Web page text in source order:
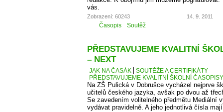
vás.
Zobrazení: 60243 14. 9. 2011
Časopis Soutěž
PŘEDSTAVUJEME KVALITNÍ
– NEXT
JAK NA ČASÁK
SOUTĚŽE A CERTIFIKÁTY
PŘEDSTAVUJEME KVALITNÍ ŠKOLNÍ
Na ZŠ Pulická v Dobrušce vycházel nejprve
učitelů českého jazyka, avšak po dvou až
Se zavedením volitelného předmětu Mediální
vydávat pravidelně. A jeho jednotlivá čísla